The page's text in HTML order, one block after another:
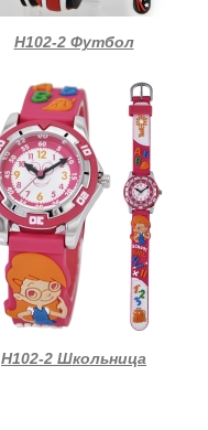
Н102-2 Футбол
Н102-2 Школьница